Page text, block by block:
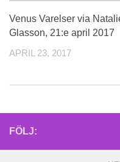
Venus Varelser via
Glasson, 21:e april 2017
APRIL 23, 2017
FÖLJ: